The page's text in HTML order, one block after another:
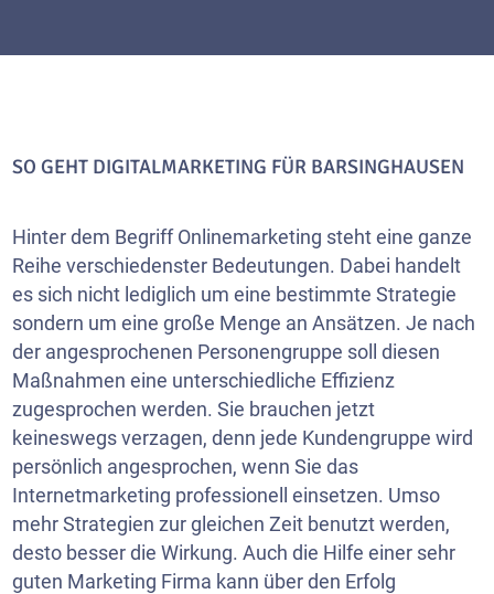
SO GEHT DIGITALMARKETING FÜR BARSINGHAUSEN
Hinter dem Begriff Onlinemarketing steht eine ganze
Reihe verschiedenster Bedeutungen. Dabei handelt
es sich nicht lediglich um eine bestimmte Strategie
sondern um eine große Menge an Ansätzen. Je nach
der angesprochenen Personengruppe soll diesen
Maßnahmen eine unterschiedliche Effizienz
zugesprochen werden. Sie brauchen jetzt
keineswegs verzagen, denn jede Kundengruppe wird
persönlich angesprochen, wenn Sie das
Internetmarketing professionell einsetzen. Umso
mehr Strategien zur gleichen Zeit benutzt werden,
desto besser die Wirkung. Auch die Hilfe einer sehr
guten Marketing Firma kann über den Erfolg